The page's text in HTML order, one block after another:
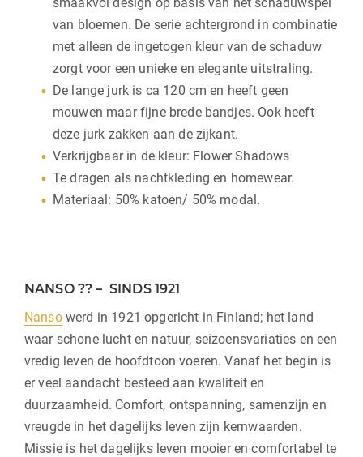
van bloemen. De serie achtergrond in combinatie
met alleen de ingetogen kleur van de schaduw
zorgt voor een unieke en elegante uitstraling.
De lange jurk is ca 120 cm en heeft geen
mouwen maar fijne brede bandjes. Ook heeft
deze jurk zakken aan de zijkant.
Verkrijgbaar in de kleur: Flower Shadows
Te dragen als nachtkleding en homewear.
Materiaal: 50% katoen/ 50% modal.
NANSO ?? – SINDS 1921
Nansowerd in 1921 opgericht in Finland; het land
waar schone lucht en natuur, seizoensvariaties en een
vredig leven de hoofdtoon voeren. Vanaf het begin is
er veel aandacht besteed aan kwaliteit en
duurzaamheid. Comfort, ontspanning, samenzijn en
vreugde in het dagelijks leven zijn kernwaarden.
Missie is het dagelijks leven mooier en comfortabel te